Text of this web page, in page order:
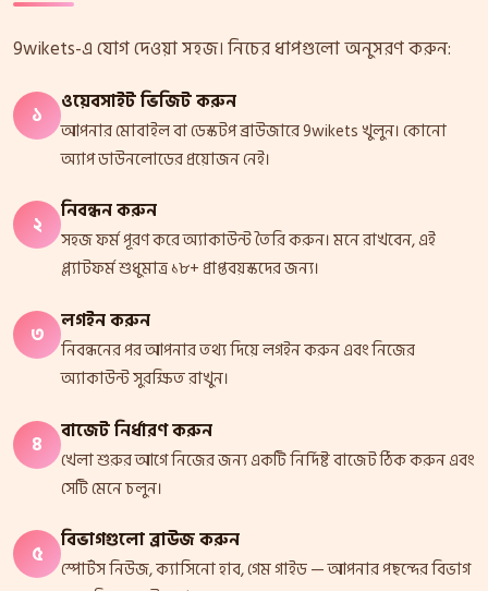
9wikets-এ যোগ দেওয়া সহজ। নিচের ধাপগুলো অনুসরণ করুন:
১ ওয়েবসাইট ভিজিট করুন
আপনার মোবাইল বা ডেস্কটপ ব্রাউজারে 9wikets খুলুন। কোনো
অ্যাপ ডাউনলোডের প্রয়োজন নেই।
২ নিবন্ধন করুন
সহজ ফর্ম পূরণ করে অ্যাকাউন্ট তৈরি করুন। মনে রাখবেন, এই
প্ল্যাটফর্ম শুধুমাত্র ১৮+ প্রাপ্তবয়স্কদের জন্য।
৩ লগইন করুন
নিবন্ধনের পর আপনার তথ্য দিয়ে লগইন করুন এবং নিজের
অ্যাকাউন্ট সুরক্ষিত রাখুন।
৪ বাজেট নির্ধারণ করুন
খেলা শুরুর আগে নিজের জন্য একটি নির্দিষ্ট বাজেট ঠিক করুন এবং
সেটি মেনে চলুন।
৫ বিভাগগুলো ব্রাউজ করুন
স্পোর্টস নিউজ, ক্যাসিনো হাব, গেম গাইড — আপনার পছন্দের বিভাগ